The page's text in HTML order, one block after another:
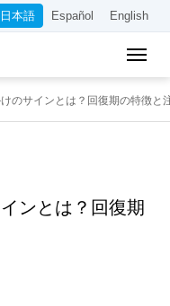
日本語 Español English
のサインとは？回復期の特徴と
ンとは？回復期